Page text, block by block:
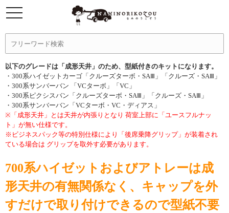
以下のグレードは「成形天井」のため、型紙付きのキットになります。
・300系ハイゼットカーゴ「クルーズターボ・SAⅢ」「クルーズ・SAⅢ」
・300系サンバーバン 「VCターボ」「VC」
・300系ピクシスバン「クルーズターボ・SAⅢ」「クルーズ・SAⅢ」
・300系サンバーバン「VCターボ・VC・ディアス」
※「成形天井」とは天井が内張りとなり 荷室上部に「ユースフルナッ
ト」が無い仕様です。
※ビジネスパック等の特別仕様により「後席乗降グリップ」が装着され
ている場合は グリップを取外す必要があります。
700系ハイゼットおよびアトレーは成
形天井の有無関係なく、キャップを外
すだけで取り付けできるので型紙不要